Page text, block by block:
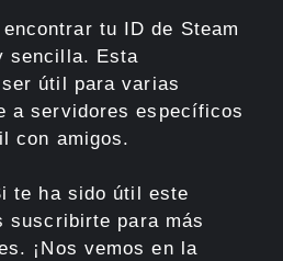
tu ID de Steam
sencilla. Esta
útil para varias
a servidores específicos
con amigos.
te ha sido útil este
suscribirte para más
¡Nos vemos en la